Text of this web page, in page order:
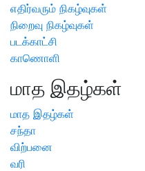
எதிர்வரும் நிகழ்வுகள்
நிறைவு நிகழ்வுகள்
படக்காட்சி
காணொளி
மாத இதழ்கள்
மாத இதழ்கள்
சந்தா
விற்பனை
வரி